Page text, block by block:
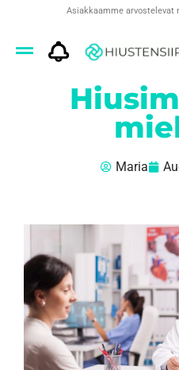
Asiakkaamme arvostelevat
Maria